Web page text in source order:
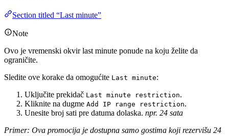
Section titled “Last minute”
Note
Ovo je vremenski okvir last minute ponude na koju želite da
ograničite.
Sledite ove korake da omogućite Last minute:
Uključite prekidač Last minute restriction.
Kliknite na dugme Add IP range restriction.
Unesite broj sati pre datuma dolaska. npr. 24 sata
Primer: Ova promocija je dostupna samo gostima koji rezervišu 24